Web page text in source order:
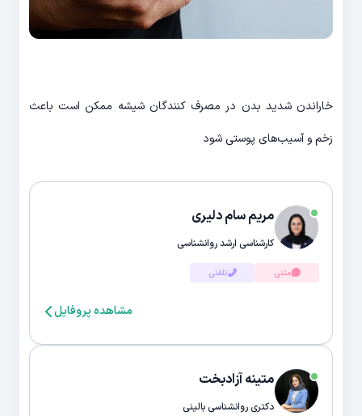
خاراندن شدید بدن در مصرف کنندگان شیشه ممکن است باعث
زخم و آسیب‌های پوستی شود
مریم سام دلیری
کارشناسی ارشد روانشناسی
متنی تلفنی
مشاهده پروفایل
متینه آزادبخت
دکتری روانشناسی بالینی